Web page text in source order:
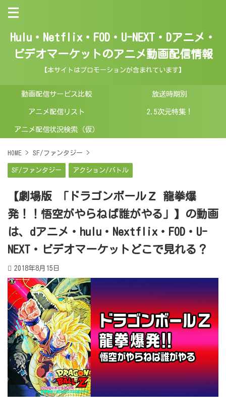
Hulu・Netflix・FOD・U-NEXT・Dアニメ・
ビデオマーケットのアニメ動画配信情報
【本サイトはプロモーションが含まれています】
動画配信サービス比較 放送時期別
アニメ配信リスト 2.5次元特集！
アニメ配信状況検索（仮）
HOME > SF/ファンタジー >
SF/ファンタジー アクション/バトル
【劇場版 「ドラゴンボールＺ 龍拳爆
発！！悟空がやらねば誰がやる」】の動画
は、dアニメ・hulu・Nextflix・FOD・U-
NEXT・ビデオマーケットどこで見れる？
2018年8月15日